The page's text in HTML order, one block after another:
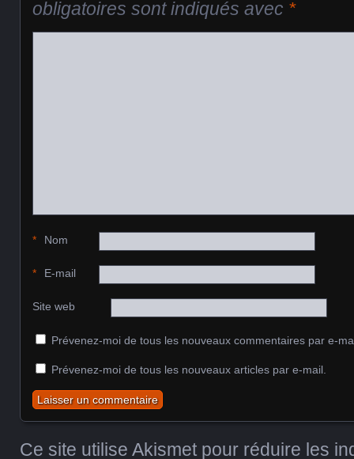
obligatoires sont indiqués avec *
Nom
*
E-mail
*
Site web
Prévenez-moi de tous les nouveaux commentaires par e-
Prévenez-moi de tous les nouveaux articles par e-mail.
Ce site utilise Akismet pour réduire les